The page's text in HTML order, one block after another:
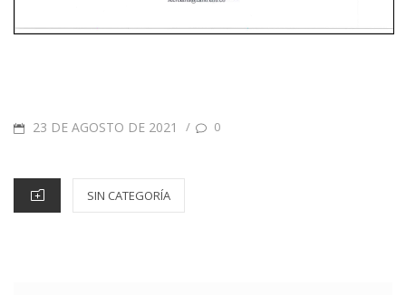
23 DE AGOSTO DE 2021 / 0
SIN CATEGORÍA